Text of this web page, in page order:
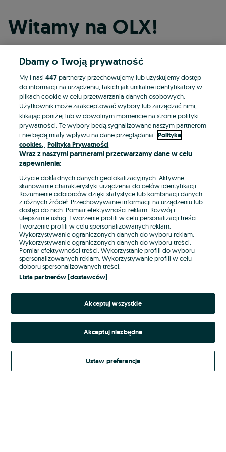
Witamy na OLX!
Kontynuuj przez Facebooka
Kontynuuj przez konto Apple
Kontynuuj przez konto Google
LUB
E-mail
Hasło
Nie pamiętasz hasła?
Zaloguj się
Kontynuując za pośrednictwem jednego z dostawców wskazanych powyżej,
Regulamin serwisuOLX.pl w jego aktualnym brzmieniu.
Dbamy o Twoją prywatność
My i nasi447partnerzy przechowujemy lub uzyskujemy dostęp
do informacji na urządzeniu, takich jak unikalne identyfikatory w
plikach cookie w celu przetwarzania danych osobowych.
Użytkownik może zaakceptować wybory lub zarządzać nimi,
klikając poniżej lub w dowolnym momencie na stronie polityki
prywatności. Te wybory będą sygnalizowane naszym partnerom
i nie będą miały wpływu na dane przeglądania. Polityka
cookies, Polityka Prywatności
Wraz z naszymi partnerami przetwarzamy dane w celu
zapewnienia:
Użycie dokładnych danych geolokalizacyjnych. Aktywne
skanowanie charakterystyki urządzenia do celów identyfikacji.
Rozumienie odbiorców dzięki statystyce lub kombinacji danych
z różnych źródeł. Przechowywanie informacji na urządzeniu lub
dostęp do nich. Pomiar efektywności reklam. Rozwój i
ulepszanie usług. Tworzenie profili w celu personalizacji treści.
Tworzenie profili w celu spersonalizowanych reklam.
Wykorzystywanie ograniczonych danych do wyboru reklam.
Wykorzystywanie ograniczonych danych do wyboru treści.
Pomiar efektywności treści. Wykorzystanie profili do wyboru
spersonalizowanych reklam. Wykorzystywanie profili w celu
doboru spersonalizowanych treści.
Lista partnerów (dostawców)
Akceptuj wszystkie
Akceptuj niezbędne
Ustaw preferencje